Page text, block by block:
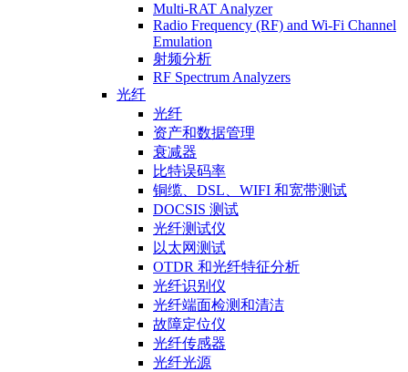
Multi-RAT Analyzer
Radio Frequency (RF) and Wi-Fi Channel
Emulation
射频分析
RF Spectrum Analyzers
光纤
光纤
资产和数据管理
衰减器
比特误码率
铜缆、DSL、WIFI 和宽带测试
DOCSIS 测试
光纤测试仪
以太网测试
OTDR 和光纤特征分析
光纤识别仪
光纤端面检测和清洁
故障定位仪
光纤传感器
光纤光源